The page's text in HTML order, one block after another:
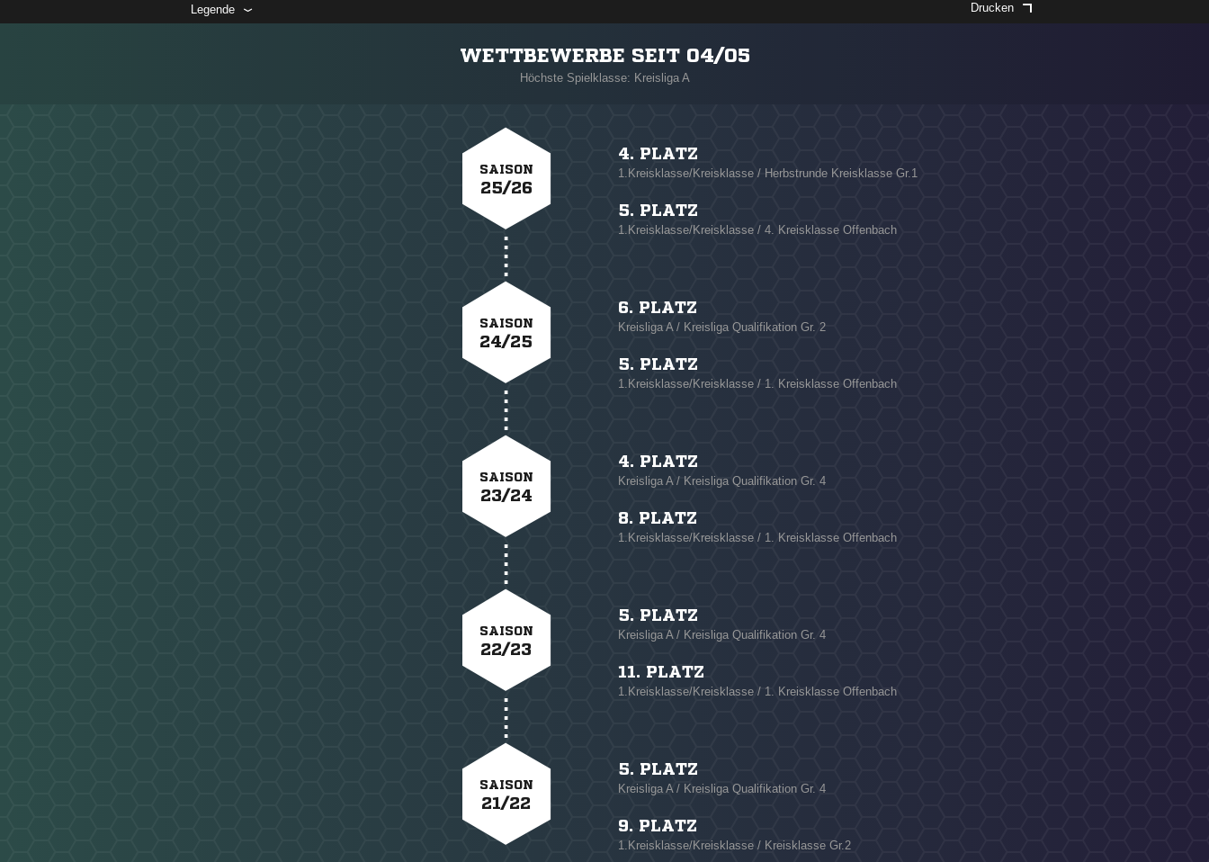
Legende Drucken
WETTBEWERBE SEIT 04/05
Höchste Spielklasse: Kreisliga A
SAISON
25/26
4. PLATZ
1.Kreisklasse/Kreisklasse / Herbstrunde Kreisklasse Gr.1
5. PLATZ
1.Kreisklasse/Kreisklasse / 4. Kreisklasse Offenbach
SAISON
24/25
6. PLATZ
Kreisliga A / Kreisliga Qualifikation Gr. 2
5. PLATZ
1.Kreisklasse/Kreisklasse / 1. Kreisklasse Offenbach
SAISON
23/24
4. PLATZ
Kreisliga A / Kreisliga Qualifikation Gr. 4
8. PLATZ
1.Kreisklasse/Kreisklasse / 1. Kreisklasse Offenbach
SAISON
22/23
5. PLATZ
Kreisliga A / Kreisliga Qualifikation Gr. 4
11. PLATZ
1.Kreisklasse/Kreisklasse / 1. Kreisklasse Offenbach
SAISON
21/22
5. PLATZ
Kreisliga A / Kreisliga Qualifikation Gr. 4
9. PLATZ
1.Kreisklasse/Kreisklasse / Kreisklasse Gr.2